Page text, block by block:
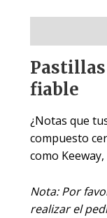
Pastillas
fiable
¿Notas que
compuesto
como
Nota: Por
realizar el